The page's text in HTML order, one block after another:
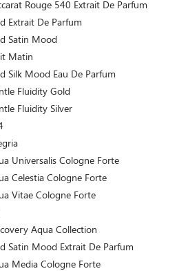
Rouge 540 Extrait De Parfum
Extrait De Parfum
Satin Mood
Matin
Silk Mood Eau De Parfum
Fluidity Gold
Fluidity Silver
Universalis Cologne Forte
Celestia Cologne Forte
Vitae Cologne Forte
Aqua Collection
Satin Mood Extrait De Parfum
Media Cologne Forte